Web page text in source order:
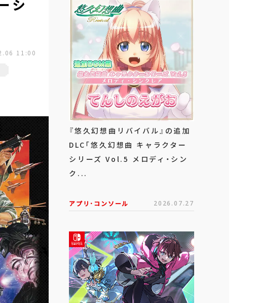
シ
11:00
『悠久幻想曲リバイバル』の追加
DLC「悠久幻想曲 キャラクター
シリーズ Vol.5 メロディ・シン
ク...
アプリ･コンソール 2026.07.27